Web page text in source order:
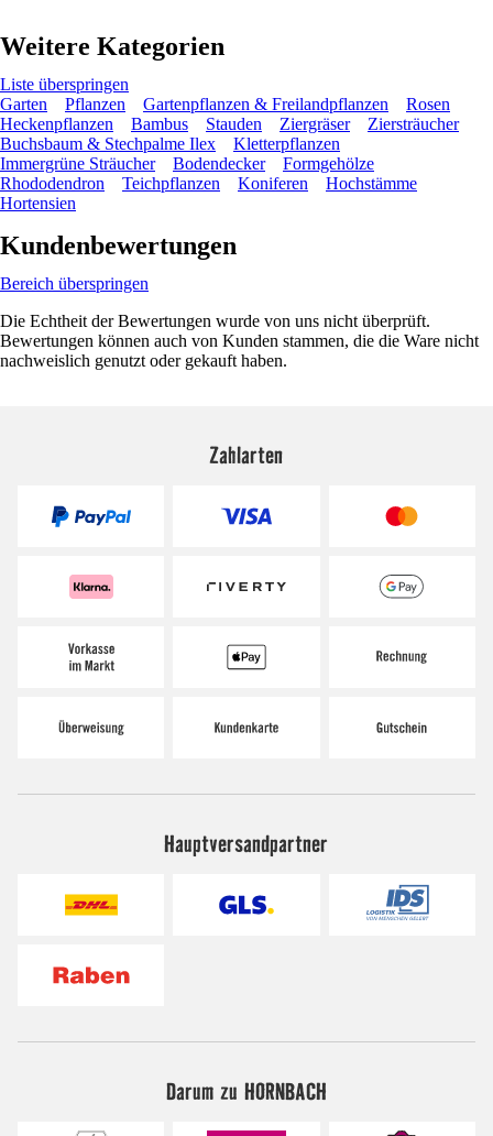
Weitere Kategorien
Liste überspringen
Garten
Pflanzen Gartenpflanzen & Freilandpflanzen
Rosen
Heckenpflanzen
Bambus Stauden Ziergräser
Ziersträucher
Buchsbaum & Stechpalme Ilex
Kletterpflanzen
Immergrüne Sträucher
Bodendecker
Formgehölze
Rhododendron
Teichpflanzen Koniferen
Hochstämme
Hortensien
Kundenbewertungen
Bereich überspringen
Die Echtheit der Bewertungen wurde von uns nicht überprüft.
Bewertungen können auch von Kunden stammen, die die Ware nicht
nachweislich genutzt oder gekauft haben.
Zahlarten
Hauptversandpartner
Darum zu HORNBACH